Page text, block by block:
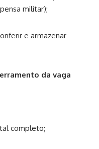
militar);
e armazenar
da vaga
completo;